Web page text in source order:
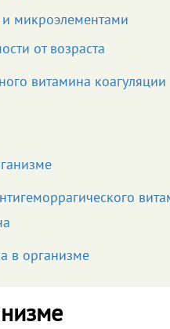
и микроэлементами
от возраста
витамина коагуляции
в организме